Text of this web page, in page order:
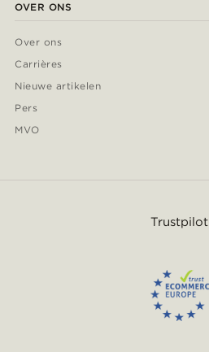
OVER ONS
Over ons
Carrières
Nieuwe artikelen
Pers
MVO
Trustpilot